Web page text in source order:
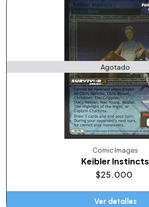
Agotado
Comic Images
Keibler Instincts
$25.000
Ver detalles